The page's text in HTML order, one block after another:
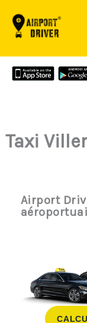
Taxi
Airport